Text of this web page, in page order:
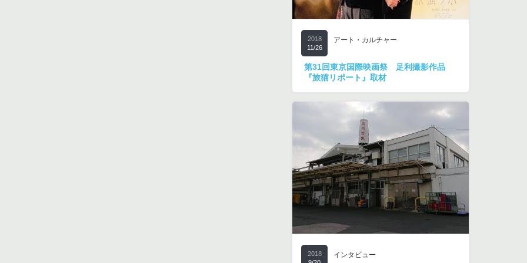
2018
11/26
アート・カルチャー
第31回東京国際映画祭 足利撮影作品
『旅猫リポート』取材
2018
インタビュー